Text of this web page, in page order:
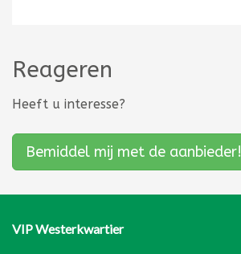
Reageren
Heeft u interesse?
Bemiddel mij met de aanbieder!
VIP Westerkwartier